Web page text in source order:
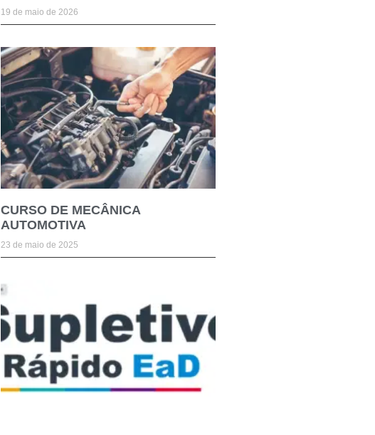
19 de maio de 2026
CURSO DE MECÂNICA
AUTOMOTIVA
23 de maio de 2025